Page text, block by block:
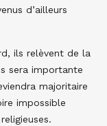
d’ailleurs
ils relèvent de la
sera importante
majoritaire
impossible